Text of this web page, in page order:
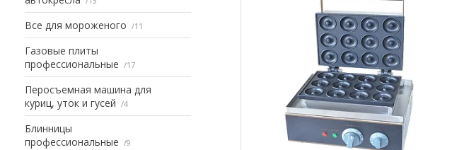
Все для мороженого 11
Газовые плиты
профессиональные
17
Перосъемная машина для
куриц, уток и гусей
4
Блинницы
профессиональные
9